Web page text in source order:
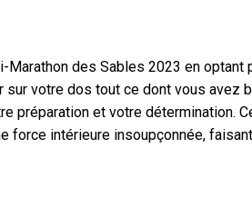
des Sables 2023 en optant
votre dos tout ce dont vous avez
préparation et votre détermination.
force intérieure insoupçonnée,